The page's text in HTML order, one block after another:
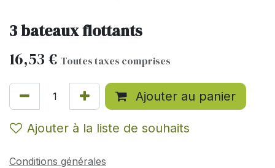
3 bateaux flottants
16,53 € Toutes taxes comprises
Ajouter au panier
Ajouter à la liste de souhaits
Conditions générales